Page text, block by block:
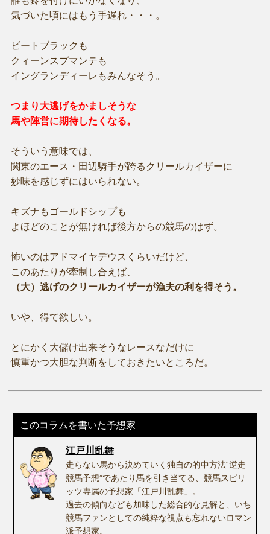
気づいた頃にはもう手遅れ・・・。
ビートブラックも
クィーンスプマンテも
イングランディーレもみんなそう。
つまり大逃げをかましそうな
馬や陣営に期待したくなる。
そういう意味では、
関東のエース・田辺騎手が跨るクリールカイザーに
妙味を感じずにはいられない。
キズナもゴールドシップも
よほどのことが無ければ後方からの競馬のはず。
怖いのはアドマイヤデウスくらいだけど、
このあたりが牽制し合えば、
（大）逃げのクリールカイザーが漁夫の利を得そう。
いや、得て欲しい。
とにかく大儲け出来そうなレースなだけに
慎重かつ大胆な判断をしておきたいところだ。
このコラムを書いた予想家
江戸川乱舞
走らない馬から決めていく独自の的中方法“逆走
競馬予想”であたり馬を引き当てる、競馬スピリ
ッツ専属の予想家「江戸川乱舞」。
過去の傾向なども加味した総合的な見解と、いち
競馬ファンとしての純粋な視点も忘れないロマン
派予想家。